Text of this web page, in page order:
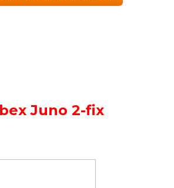
Juno 2-fix